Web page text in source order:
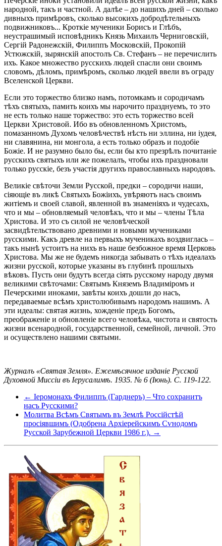
народной, такъ и частной. А далѣе – до нашихъ дней – сколько
дивныхъ примѣровъ, сколько высокихъ добродѣтельныхъ
подвижниковъ... Кроткіе мученики Борисъ и Глѣбъ,
неустрашимый исповѣдникъ Князь Михаилъ Черниговскій,
Сергій Радонежскій, Филиппъ Московскій, Прокопій
Устюжскій, зырянскій апостолъ Св. Стефанъ – не перечислить
ихъ. Какое множество русскихъ людей спасли они своимъ
словомъ, дѣломъ, примѣромъ, сколько людей ввели въ ограду
Вселенской Церкви.
Если это торжество близко намъ, потомкамъ и сородичамъ
тѣхъ святыхъ, памить коихъ мы нарочито празднуемъ, то это
не есть только наше торжество: это есть торжество всей
Церкви Христовой. Ибо въ обновленномъ Христомъ,
помазанномъ Духомъ человѣчествѣ нѣсть ни эллина, ни іудея,
ни славянина, ни монгола, а есть только образъ и подобіе
Божіе. И не разумно было бы, если бы кто презрѣлъ почитаніе
русскихъ святыхъ или же пожелалъ, чтобы ихъ праздновали
только русскіе, безъ участія другихъ православныхъ народовъ.
Великіе свѣточи Земли Русской, предки – сородичи наши,
сіяющіе въ ликѣ Святыхъ Божіихъ, увѣряютъ насъ своимъ
житіемъ и своей славой, явленной въ знаменіяхъ и чудесахъ,
что и мы – обновляемый человѣкъ, что и мы – члены Тѣла
Христова. И это съ силой не человѣческой
засвидѣтельствовано древними и новыми мучениками
русскими. Какъ древле на первыхъ мученикахъ воздвиглась –
такъ нынѣ устоитъ на нихъ въ наше безбожное время Церковь
Христова. Мы же не будемъ никогда забывать о тѣхъ идеалахъ
жизни русской, которые указаны въ глубинѣ прошлыхъ
вѣковъ. Пусть они будутъ всегда сіять русскому народу двумя
великими свѣточами: Святымъ Княземъ Владиміромъ и
Печерскими иноками, завѣты коихъ дошли до насъ,
передаваемые всѣмъ христолюбивымъ народомъ нашимъ. А
эти идеалы: святая жизнь, хожденіе предъ Богомъ,
преображеніе и обновленіе всего человѣка, чистота и святость
жизни всенародной, государственной, семейной, личной. Это
и осуществлено нашими святыми.
Журналъ «Святая Земля». Ежемѣсячное изданіе Русской
Духовной Миссіи въ Іерусалимѣ. 1935. № 6 (Іюнь). С. 119-122.
← Іеромонахъ Филиппъ (Гарднеръ) – Что сохранитъ
насъ Русскими?
Молитва Всѣмъ Святымъ въ Землѣ Россійстѣй
просіявшимъ (Одобрена Архіерейскимъ Сѵнодомъ
Русской Зарубежной Церкви 1986 г.). →